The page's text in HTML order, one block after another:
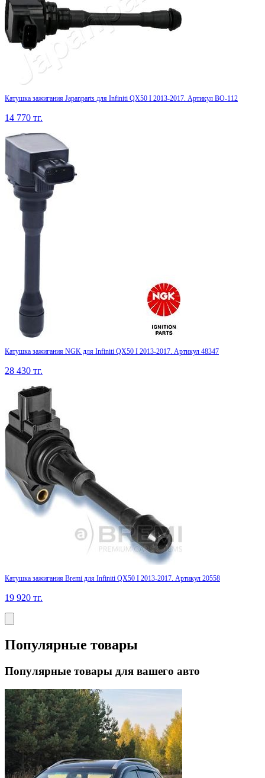
Катушка зажигания Japanparts для Infiniti QX50 I 2013-2017. Артикул BO-112
14 770 тг.
Катушка зажигания NGK для Infiniti QX50 I 2013-2017. Артикул 48347
28 430 тг.
Катушка зажигания Bremi для Infiniti QX50 I 2013-2017. Артикул 20558
19 920 тг.
Популярные товары
Популярные товары для вашего авто